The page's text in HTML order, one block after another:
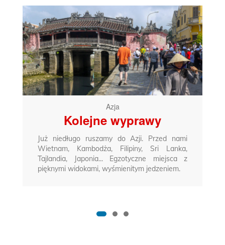
Azja
Kolejne wyprawy
Już niedługo ruszamy do Azji. Przed nami
Wietnam, Kambodża, Filipiny, Sri Lanka,
Tajlandia, Japonia... Egzotyczne miejsca z
pięknymi widokami, wyśmienitym jedzeniem.